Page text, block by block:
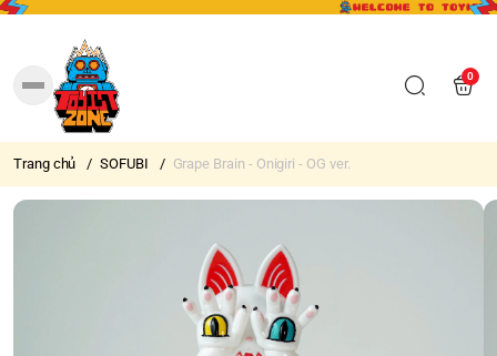
0
Trang chủ / SOFUBI / Grape Brain - Onigiri - OG ver.